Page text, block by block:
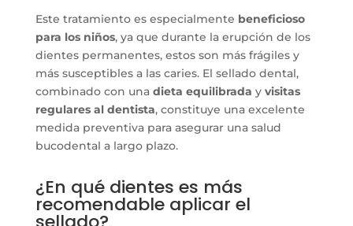
Este tratamiento es especialmente beneficioso
para los niños, ya que durante la erupción de los
dientes permanentes, estos son más frágiles y
más susceptibles a las caries. El sellado dental,
combinado con una dieta equilibrada y visitas
regulares al dentista, constituye una excelente
medida preventiva para asegurar una salud
bucodental a largo plazo.
¿En qué dientes es más
recomendable aplicar el